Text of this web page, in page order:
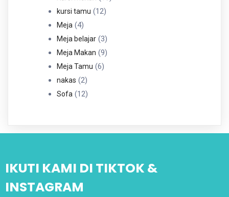
kursi tamu 1212
Meja 44
Produk
Meja belajar 33
Produk
Meja Makan 99
Meja Tamu 66
nakas 22
Produk
Sofa 1212
IKUTI KAMI DI TIKTOK &
INSTAGRAM